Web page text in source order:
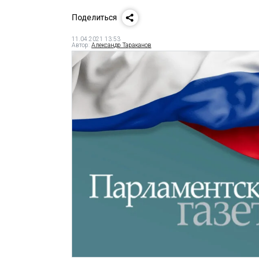
Поделиться
11.04.2021 13:53
Автор: Александр Тараканов